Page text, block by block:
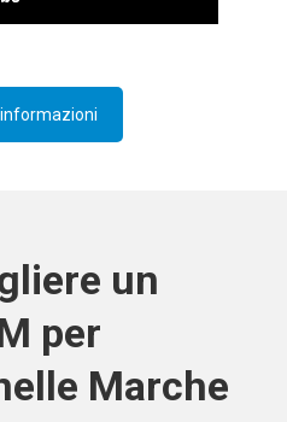
informazioni
un
per
Marche